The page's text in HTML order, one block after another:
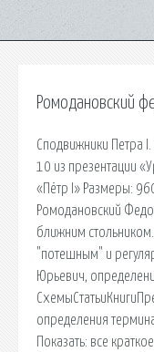
Ромодановский
Сподвижники Петра
10 из презентации
«Пётр I» Размеры:
Ромодановский
ближним
"потешным" и
Юрьевич,
определения
Показать: все